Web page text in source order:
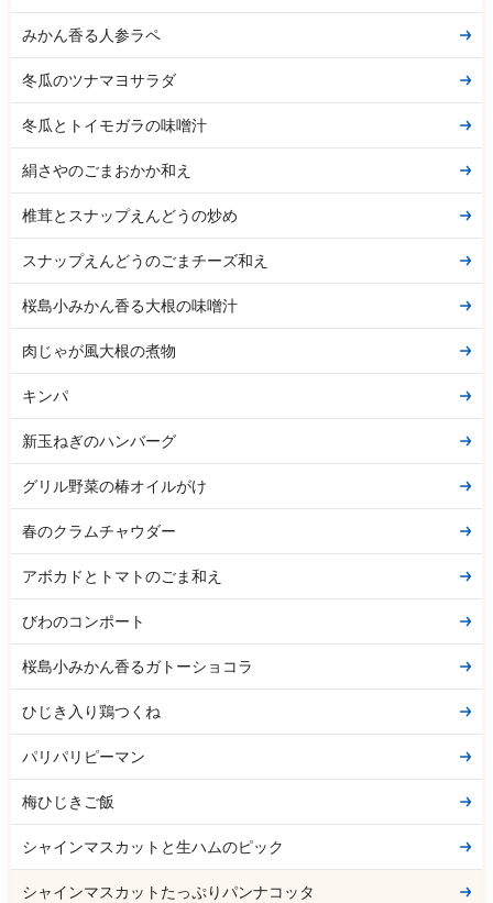
みかん香る人参ラペ
冬瓜のツナマヨサラダ
冬瓜とトイモガラの味噌汁
絹さやのごまおかか和え
椎茸とスナップえんどうの炒め
スナップえんどうのごまチーズ和え
桜島小みかん香る大根の味噌汁
肉じゃが風大根の煮物
キンパ
新玉ねぎのハンバーグ
グリル野菜の椿オイルがけ
春のクラムチャウダー
アボカドとトマトのごま和え
びわのコンポート
桜島小みかん香るガトーショコラ
ひじき入り鶏つくね
パリパリピーマン
梅ひじきご飯
シャインマスカットと生ハムのピック
シャインマスカットたっぷりパンナコッタ